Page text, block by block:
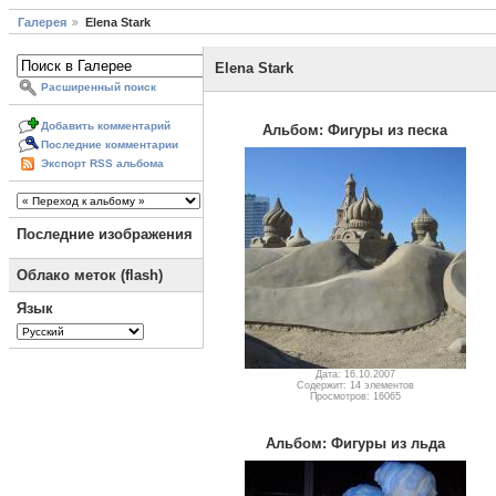
Галерея Elena Stark
Расширенный поиск
Добавить комментарий
Последние комментарии
Экспорт RSS альбома
Последние изображения
Облако меток (flash)
Язык
Elena Stark
Альбом: Фигуры из песка
Дата: 16.10.2007
Содержит: 14 элементов
Просмотров: 16065
Альбом: Фигуры из льда